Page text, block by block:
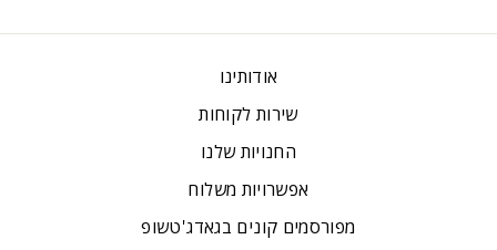
אודותינו
שירות לקוחות
החנויות שלנו
אפשרויות משלוח
מפורסמים קונים בגאדג'טשופ